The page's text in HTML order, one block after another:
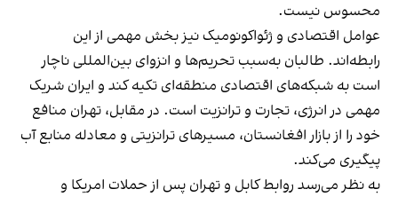
محسوس نیست.
عوامل اقتصادی و ژئواکونومیک نیز بخش مهمی از این
رابطه‌اند. طالبان به‌سبب تحریم‌ها و انزوای بین‌المللی ناچار
است به شبکه‌های اقتصادی منطقه‌ای تکیه کند و ایران شریک
مهمی در انرژی، تجارت و ترانزیت است. در مقابل، تهران منافع
خود را از بازار افغانستان، مسیرهای ترانزیتی و معادله منابع آب
پیگیری می‌کند.
به نظر می‌رسد روابط کابل و تهران پس از حملات امریکا و